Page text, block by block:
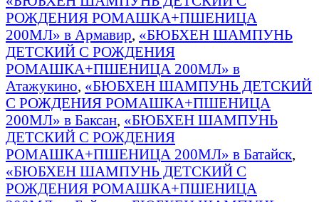
РОЖДЕНИЯ РОМАШКА+ПШЕНИЦА
200МЛ» в Армавир, «БЮБХЕН ШАМПУНЬ
ДЕТСКИЙ С РОЖДЕНИЯ
РОМАШКА+ПШЕНИЦА 200МЛ» в
Атажукино, «БЮБХЕН ШАМПУНЬ ДЕТСКИЙ
С РОЖДЕНИЯ РОМАШКА+ПШЕНИЦА
200МЛ» в Баксан, «БЮБХЕН ШАМПУНЬ
ДЕТСКИЙ С РОЖДЕНИЯ
РОМАШКА+ПШЕНИЦА 200МЛ» в Батайск,
«БЮБХЕН ШАМПУНЬ ДЕТСКИЙ С
РОЖДЕНИЯ РОМАШКА+ПШЕНИЦА